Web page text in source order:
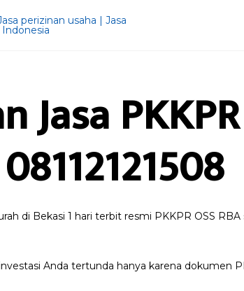
Jasa
di Bekasi 1 hari terbit resmi PKKPR OSS
Anda tertunda hanya karena dokumen